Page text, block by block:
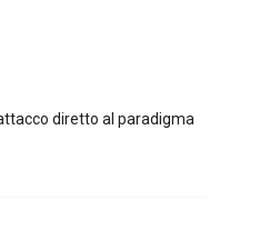
diretto al paradigma